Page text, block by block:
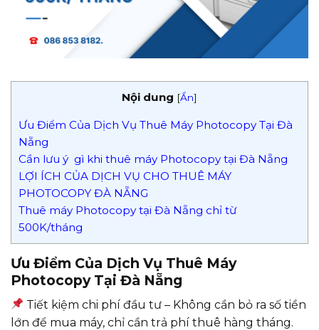
Nội dung [Ẩn]
Ưu Điểm Của Dịch Vụ Thuê Máy Photocopy Tại Đà
Nẵng
Cần lưu ý gì khi thuê máy Photocopy tại Đà Nẵng
LỢI ÍCH CỦA DỊCH VỤ CHO THUÊ MÁY
PHOTOCOPY ĐÀ NẴNG
Thuê máy Photocopy tại Đà Nẵng chỉ từ
500K/tháng
Ưu Điểm Của Dịch Vụ Thuê Máy
Photocopy Tại Đà Nẵng
Tiết kiệm chi phí đầu tư – Không cần bỏ ra số tiền
lớn để mua máy, chỉ cần trả phí thuê hàng tháng.